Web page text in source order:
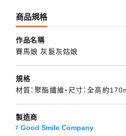
商品規格
作品名稱
賽馬娘 灰髮灰姑娘
規格
材質：聚酯纖維・尺寸：全高約
製造商
Good Smile Company